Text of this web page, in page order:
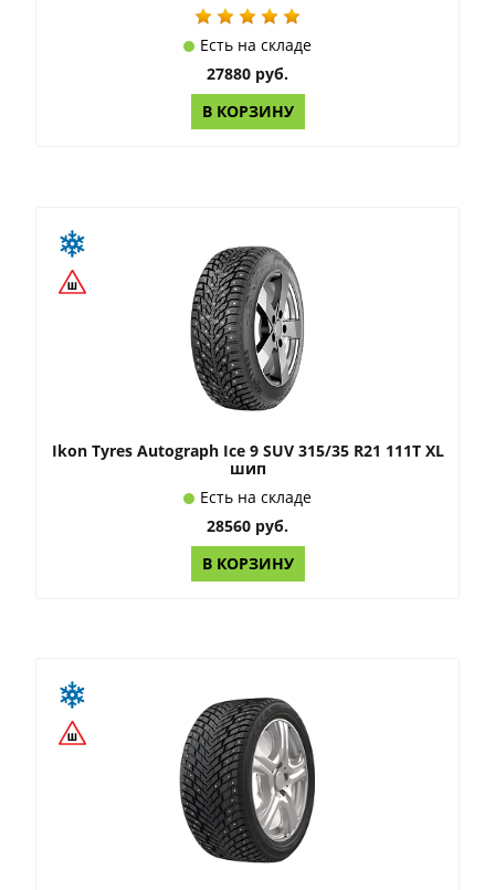
Есть на складе
27880 руб.
В КОРЗИНУ
Ikon Tyres Autograph Ice 9 SUV 315/35 R21 111T XL
шип
Есть на складе
28560 руб.
В КОРЗИНУ